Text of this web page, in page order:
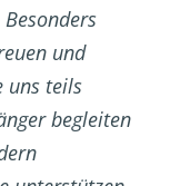
und
uns teils
begleiten